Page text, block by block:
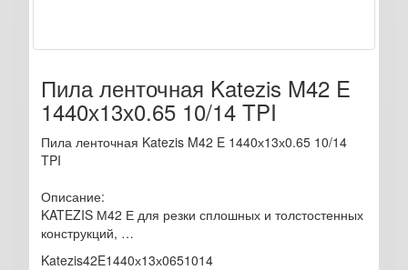
Пила ленточная Katezis M42 E
1440х13х0.65 10/14 TPI
Пила ленточная Katezis M42 E 1440х13х0.65 10/14
TPI
Описание:
KATEZIS М42 Е для резки сплошных и толстостенных
конструкций, …
Katezis42E1440х13х0651014